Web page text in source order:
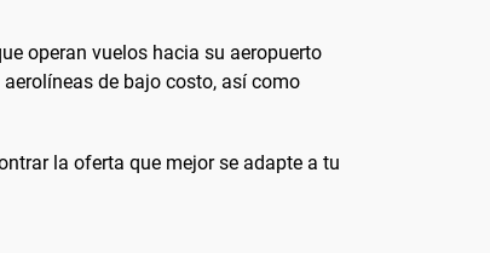
operan vuelos hacia su aeropuerto
de bajo costo, así como
la oferta que mejor se adapte a tu